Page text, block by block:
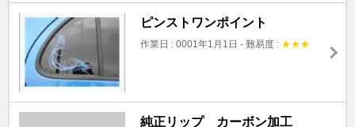
ピンストワンポイント
作業日 : 0001年1月1日 - 難易度 : ★★★
純正リップ カーボン加工